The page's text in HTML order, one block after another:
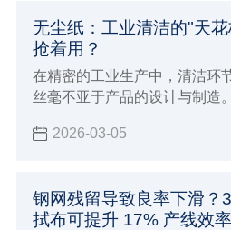
无尘纸：工业清洁的"天
抢着用？
在精密的工业生产中，清洁环
丝毫不亚于产品的设计与制造
“清洁神器”，堪称工业清洁领域
2026-03-05
钢网残留导致良率下滑？
拭布可提升 17% 产线效率